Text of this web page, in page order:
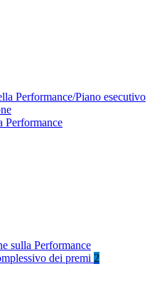
Performance/Piano esecutivo
Performance
sulla Performance
dei premi 2